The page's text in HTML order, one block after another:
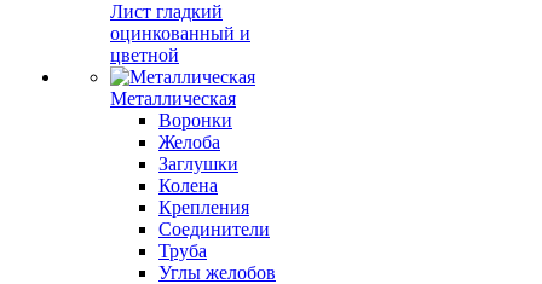
Лист гладкий
оцинкованный и
цветной
Металлическая
Воронки
Желоба
Заглушки
Колена
Крепления
Соединители
Труба
Углы желобов